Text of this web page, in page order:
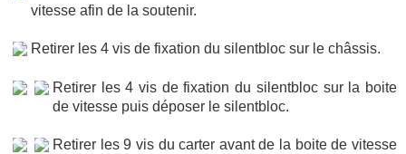
vitesse afin de la soutenir.
Retirer les 4 vis de fixation du silentbloc sur le châssis.
Retirer les 4 vis de fixation du silentbloc sur la boite
de vitesse puis déposer le silentbloc.
Retirer les 9 vis du carter avant de la boite de vitesse